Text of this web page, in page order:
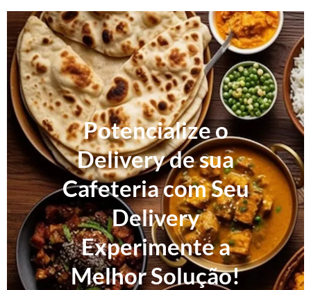
Potencialize o
Delivery de sua
Cafeteria com Seu
Delivery
Experimente a
Melhor Solução!